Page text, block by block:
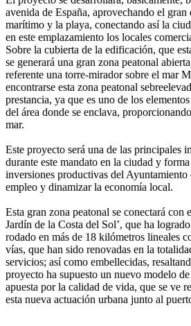
avenida de España, aprovechando el gran
marítimo y la playa, conectando así la
en este emplazamiento los locales
Sobre la cubierta de la edificación, que
se generará una gran zona peatonal
referente una torre-mirador sobre el mar
encontrarse esta zona peatonal
prestancia, ya que es uno de los
del área donde se enclava,
mar.
Este proyecto será una de las principales
durante este mandato en la ciudad y
inversiones productivas del Ayuntamiento
empleo y dinamizar la economía local.
Esta gran zona peatonal se conectará con
Jardín de la Costa del Sol’, que ha
rodado en más de 18 kilómetros lineales
vías, que han sido renovadas en la
servicios; así como embellecidas,
proyecto ha supuesto un nuevo modelo
apuesta por la calidad de vida, que se ve
esta nueva actuación urbana junto al